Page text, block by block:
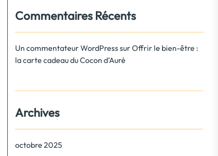
Commentaires Récents
Un commentateur WordPresssurOffrir le bien-être :
la carte cadeau du Cocon d’Auré
Archives
octobre 2025